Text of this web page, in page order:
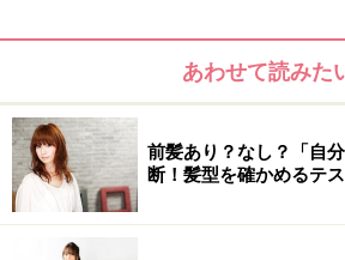
あわせて読みた
前髪あり？なし？「自
断！髪型を確かめるテ